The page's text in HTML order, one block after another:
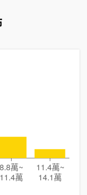
8.8萬~
11.4萬
11.4萬~
14.1萬